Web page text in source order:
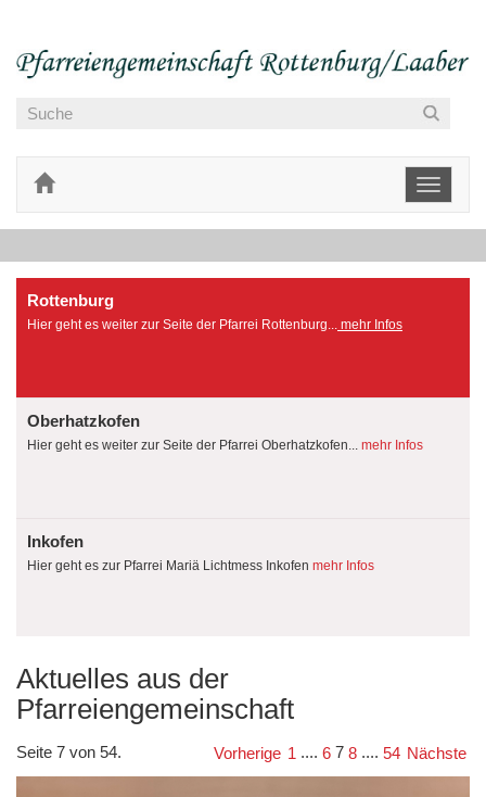
Toggle
Rottenburg
Hier geht es weiter zur Seite der Pfarrei Rottenburg... mehr Infos
Oberhatzkofen
Hier geht es weiter zur Seite der Pfarrei Oberhatzkofen... mehr Infos
Inkofen
Hier geht es zur Pfarrei Mariä Lichtmess Inkofen mehr Infos
Aktuelles aus der
Pfarreiengemeinschaft
Seite 7 von 54. Vorherige 1 .... 6 7 8 .... 54 Nächste